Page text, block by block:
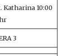
Katharina 10:00
3